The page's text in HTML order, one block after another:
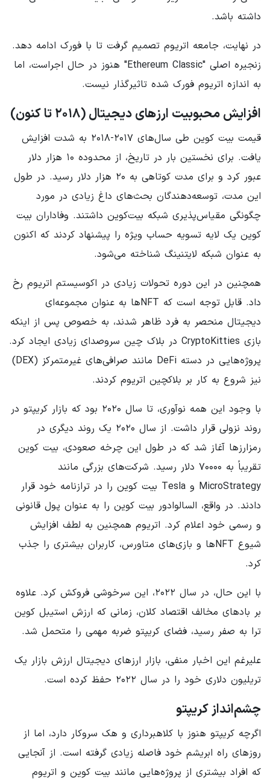
داشته باشد.
در نهایت، جامعه اتریوم تصمیم گرفت تا با فورک ادامه دهد.
زنجیره اصلی "Ethereum Classic" هنوز در حال اجراست، اما
به اندازه اتریوم فورک شده تاثیرگذار نیست.
افزایش محبوبیت ارزهای دیجیتال (۲۰۱۸ تا کنون)
قیمت بیت کوین طی سال‌های ۲۰۱۷-۲۰۱۸ به شدت افزایش
یافت. برای نخستین بار در تاریخ، از محدوده ۱۰ هزار دلار
عبور کرد و برای مدت کوتاهی به ۲۰ هزار دلار رسید. در طول
این مدت، توسعه‌دهندگان بحث‌های داغ زیادی در مورد
چگونگی مقیاس‌پذیری شبکه بیت‌کوین داشتند. وفاداران بیت
کوین یک لایه تسویه حساب ویژه را پیشنهاد کردند که اکنون
به عنوان شبکه لایتنینگ شناخته می‌شود.
همچنین در این دوره تحولات زیادی در اکوسیستم اتریوم رخ
داد. قابل توجه است که NFTها به عنوان مجموعه‌ای
دیجیتال منحصر به فرد ظاهر شدند، به خصوص پس از اینکه
بازی CryptoKitties در بلاک چین سروصدای زیادی ایجاد کرد.
پروژه‌هایی در دسته DeFi مانند صرافی‌های غیرمتمرکز (DEX)
نیز شروع به کار بر بلاکچین اتریوم کردند.
با وجود این همه نوآوری، تا سال ۲۰۲۰ بود که بازار کریپتو در
روند نزولی قرار داشت. از سال ۲۰۲۰ یک روند دیگری در
رمزارزها آغاز شد که در طول این چرخه صعودی، بیت کوین
تقریباً به ۷۰۰۰۰ دلار رسید. شرکت‌های بزرگی مانند
MicroStrategy و Tesla بیت کوین را در ترازنامه خود قرار
دادند. در واقع، السالوادور بیت کوین را به عنوان پول قانونی
و رسمی خود اعلام کرد. اتریوم همچنین به لطف افزایش
شیوع NFT‌ها و بازی‌های متاورس، کاربران بیشتری را جذب
کرد.
با این حال، در سال ۲۰۲۲، این سرخوشی فروکش کرد. علاوه
بر بادهای مخالف اقتصاد کلان، زمانی که ارزش استیبل کوین
ترا به صفر رسید، فضای کریپتو ضربه مهمی را متحمل شد.
علیرغم این اخبار منفی، بازار ارزهای دیجیتال ارزش بازار یک
تریلیون دلاری خود را در سال ۲۰۲۲ حفظ کرده است.
چشم‌انداز کریپتو
اگرچه کریپتو هنوز با کلاهبرداری و هک سروکار دارد، اما از
روزهای راه ابریشم خود فاصله زیادی گرفته است. از آنجایی
که افراد بیشتری از پروژه‌هایی مانند بیت کوین و اتریوم